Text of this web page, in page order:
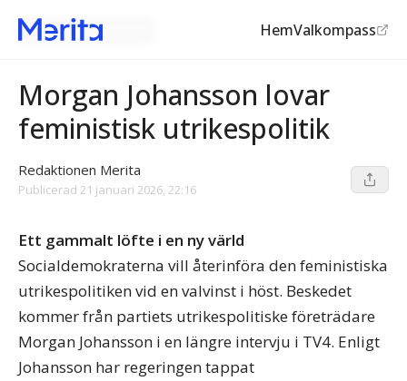
HemValkompass
Socialdemokraterna
Morgan Johansson lovar
feministisk utrikespolitik
Redaktionen Merita
Publicerad 21 januari 2026, 22:16
Ett gammalt löfte i en ny värld
Socialdemokraterna vill återinföra den feministiska
utrikespolitiken vid en valvinst i höst. Beskedet
kommer från partiets utrikespolitiske företrädare
Morgan Johansson i en längre intervju i TV4. Enligt
Johansson har regeringen tappat